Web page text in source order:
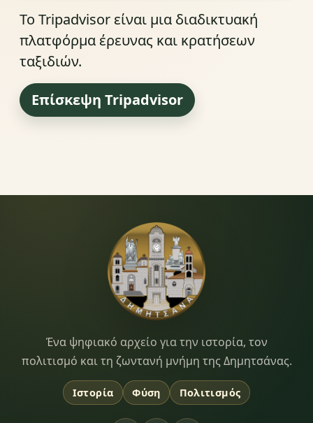
Το Tripadvisor είναι μια διαδικτυακή
πλατφόρμα έρευνας και κρατήσεων
ταξιδιών.
Επίσκεψη Tripadvisor
Dimitsana.gr
Ένα ψηφιακό αρχείο για την ιστορία, τον
πολιτισμό και τη ζωντανή μνήμη της Δημητσάνας.
Ιστορία Φύση Πολιτισμός